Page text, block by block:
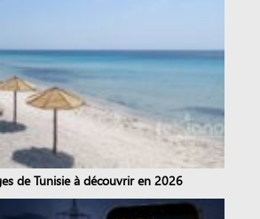
de Tunisie à découvrir en 2026